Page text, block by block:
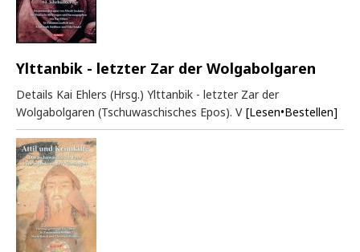
Ylttanbik - letzter Zar der Wolgabolgaren
Details Kai Ehlers (Hrsg.) Ylttanbik - letzter Zar der
Wolgabolgaren (Tschuwaschisches Epos). V [Lesen•Bestellen]